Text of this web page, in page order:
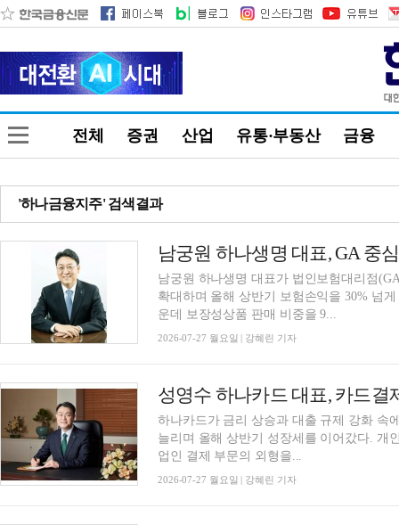
전체 증권 산업 유통·부동산 금융
'하나금융지주' 검색결과
남궁원 하나생명 대표가 법인보험대리점
확대하며 올해 상반기 보험손익을 30% 넘
운데 보장성상품 판매 비중을 9...
2026-07-27 월요일 | 강혜린 기자
하나카드가 금리 상승과 대출 규제 강화 속
늘리며 올해 상반기 성장세를 이어갔다. 개
업인 결제 부문의 외형을...
2026-07-27 월요일 | 강혜린 기자